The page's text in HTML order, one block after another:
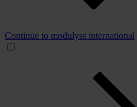
Continue to modulyss international